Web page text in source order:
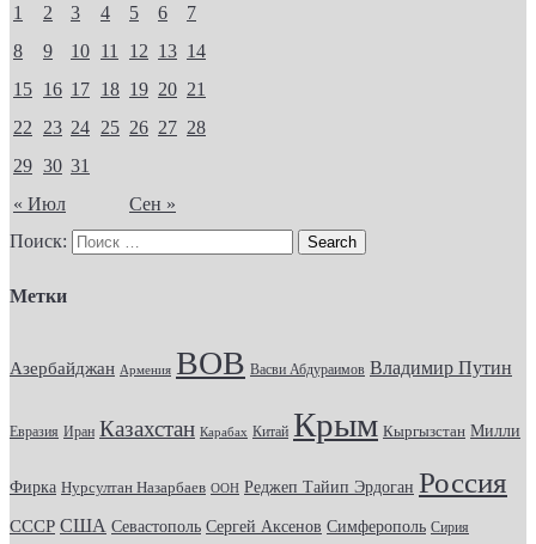
« Июл Сен »
1 2 3 4 5 6
7
8
9 10 11 12 13 14
15 16 17 18 19 20 21
22
23 24 25 26 27 28
29 30 31
Поиск:
Метки
Азербайджан Армения ВОВ Васви Абдураимов Владимир Путин
Евразия Иран Казахстан Карабах Китай Крым Кыргызстан Милли
Фирка Нурсултан Назарбаев ООН Реджеп Тайип Эрдоган Россия
СССР США Севастополь Сергей Аксенов Симферополь Сирия